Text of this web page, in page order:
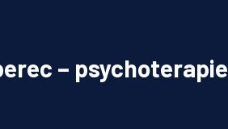
– psychoterapie